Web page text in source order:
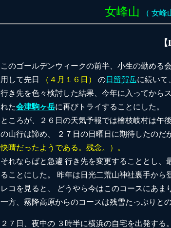
女峰山 （ 女峰
このゴールデンウィークの前半、小生の勤める
用して先日
（４月１６日） の日留賀岳に続いて
行き先を色々検討した結果、今年に入ってから
れた会津駒ヶ岳に再びトライすることにした。
ところが、２６日の天気予報では檜枝岐村は午
の山行は諦め、 ２７日の日曜日に期待したの
快晴だったようである。残念。）。
それならばと急遽 行き先を変更することとし
ることにした。 昨年は日光二荒山神社裏手か
レコを見ると、 どうやら今はこのコースにあま
一方、霧降高原からのコースは残雪たっぷりと
２７日、夜中の ３時半に横浜の自宅を出発する。